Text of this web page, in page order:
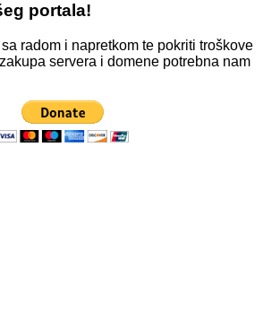
portala!
radom i napretkom te pokriti troškove
servera i domene potrebna nam